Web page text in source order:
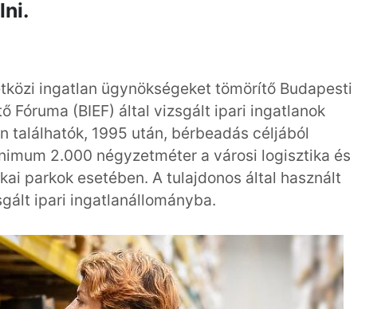
ingatlan ügynökségeket tömörítő Budapesti
Fóruma (BIEF) által vizsgált ipari ingatlanok
találhatók, 1995 után, bérbeadás céljából
2.000 négyzetméter a városi logisztika és
parkok esetében. A tulajdonos által használt
ipari ingatlanállományba.